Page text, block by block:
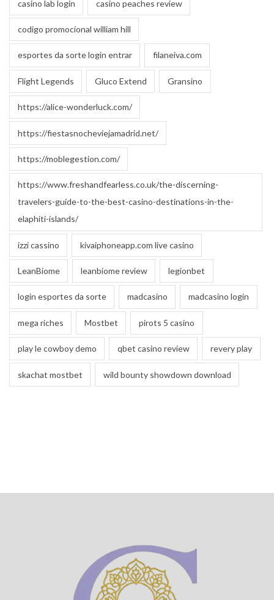
casino lab login casino peaches review
codigo promocional william hill
esportes da sorte login entrar filaneiva.com
Flight Legends Gluco Extend Gransino
https://alice-wonderluck.com/
https://fiestasnocheviejamadrid.net/
https://moblegestion.com/
https://www.freshandfearless.co.uk/the-discerning-
travelers-guide-to-the-best-casino-destinations-in-the-
elaphiti-islands/
izzi cassino kivaiphoneapp.com live casino
LeanBiome leanbiome review legionbet
login esportes da sorte madcasino madcasino login
mega riches Mostbet pirots 5 casino
play le cowboy demo qbet casino review revery play
skachat mostbet wild bounty showdown download